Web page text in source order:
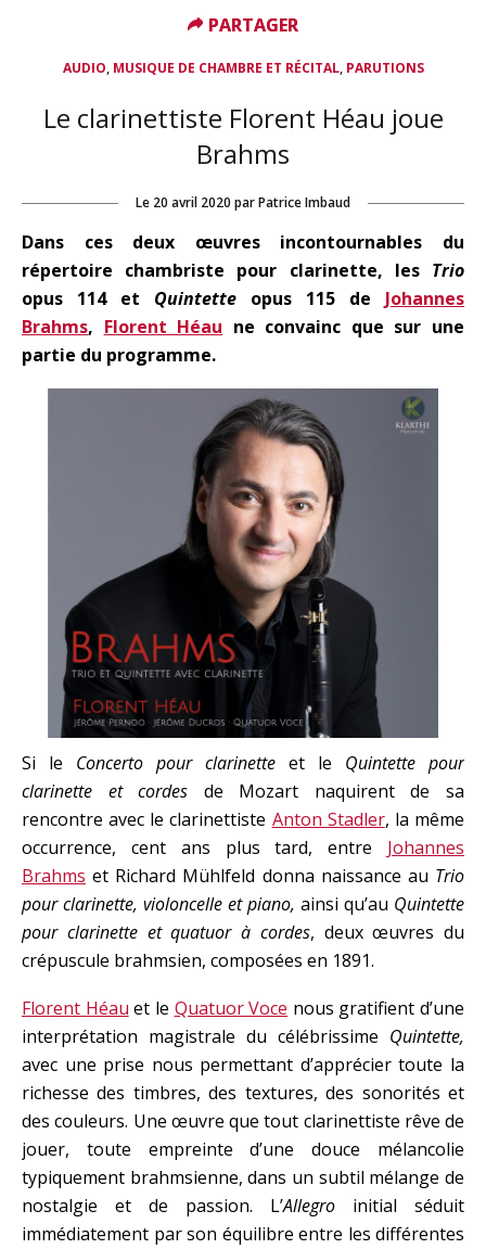
AUDIO, MUSIQUE DE CHAMBRE ET RÉCITAL, PARUTIONS
Le clarinettiste Florent Héau joue
Brahms
Le 20 avril 2020 parPatrice Imbaud
Dans ces deux œuvres incontournables du
répertoire chambriste pour clarinette, les Trio
opus 114
et Quintette opus 115 de Johannes
Brahms, Florent Héau ne convainc que sur une
partie du programme.
Si le Concerto pour clarinette et le Quintette pour
clarinette et cordes de Mozart naquirent de sa
rencontre avec le clarinettiste Anton Stadler, la même
occurrence, cent ans plus tard, entre Johannes
Brahms et Richard Mühlfeld donna naissance au Trio
pour clarinette, violoncelle et piano, ainsi qu’au Quintette
pour clarinette et quatuor à cordes, deux œuvres du
crépuscule brahmsien, composées en 1891.
Florent Héau et le Quatuor Voce nous gratifient d’une
interprétation magistrale du célébrissime Quintette,
avec une prise nous permettant d’apprécier toute la
richesse des timbres, des textures, des sonorités et
des couleurs. Une œuvre que tout clarinettiste rêve de
jouer, toute empreinte d’une douce mélancolie
typiquement brahmsienne, dans un subtil mélange de
nostalgie et de passion. L’Allegro initial séduit
immédiatement par son équilibre entre les différentes
PARTAGER
PARTAGER